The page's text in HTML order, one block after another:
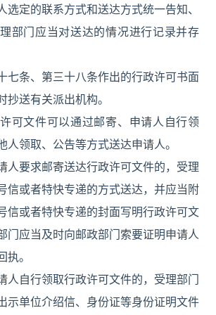
选定的联系方式和送达方式统一告知、
部门应当对送达的情况进行记录并存
七条、第三十八条作出的行政许可书面
抄送有关派出机构。
可文件可以通过邮寄、申请人自行领
人领取、公告等方式送达申请人。
要求邮寄送达行政许可文件的，受理
信或者特快专递的方式送达，并应当附
信或者特快专递的封面写明行政许可文
门应当及时向邮政部门索要证明申请人
。
自行领取行政许可文件的，受理部门
示单位介绍信、身份证等身份证明文件